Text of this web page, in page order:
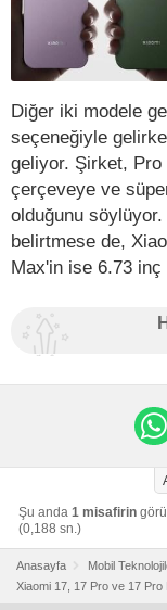
Diğer iki modele
seçeneğiyle
geliyor. Şirket, Pro
çerçeveye ve
olduğunu söylüyor.
belirtmese de,
Max'in ise 6.73 inç
Şu anda 1 misafirin
(0,188 sn.)
Anasayfa Mobil
Xiaomi 17, 17 Pro ve 17